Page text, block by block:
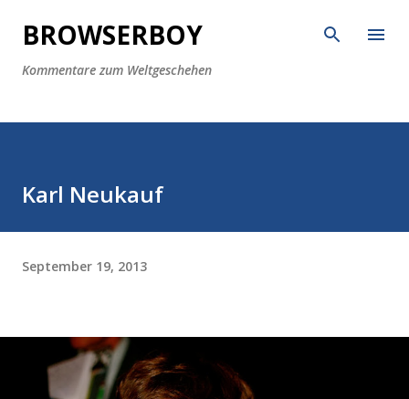
Direkt zum Hauptbereich
BROWSERBOY
Kommentare zum Weltgeschehen
Karl Neukauf
September 19, 2013